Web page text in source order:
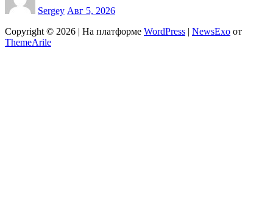
Sergey Авг 5, 2026
Copyright © 2026 | На платформе WordPress NewsExo от
ThemeArile